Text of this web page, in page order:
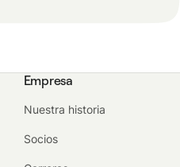
Empresa
Nuestra historia
Socios